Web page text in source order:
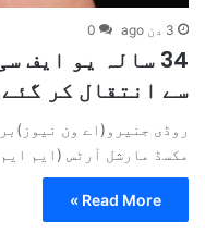
3 دن ago 0
34 سالہ یو
سے انتقال کر گئے
روڈی جنیرو(اے ون
مکسڈ مارشل آرٹس (ایم
Read More »